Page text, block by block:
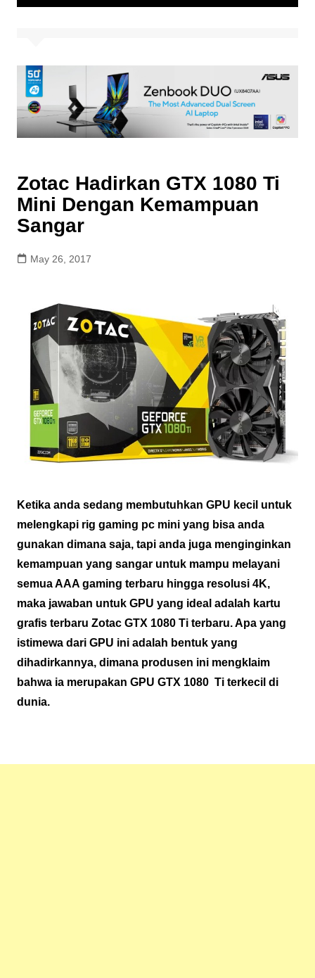
Zotac Hadirkan GTX 1080 Ti
Mini Dengan Kemampuan
Sangar
May 26, 2017
Ketika anda sedang membutuhkan GPU kecil untuk
melengkapi rig gaming pc mini yang bisa anda
gunakan dimana saja, tapi anda juga menginginkan
kemampuan yang sangar untuk mampu melayani
semua AAA gaming terbaru hingga resolusi 4K,
maka jawaban untuk GPU yang ideal adalah kartu
grafis terbaru Zotac GTX 1080 Ti terbaru. Apa yang
istimewa dari GPU ini adalah bentuk yang
dihadirkannya, dimana produsen ini mengklaim
bahwa ia merupakan GPU GTX 1080 Ti terkecil di
dunia.